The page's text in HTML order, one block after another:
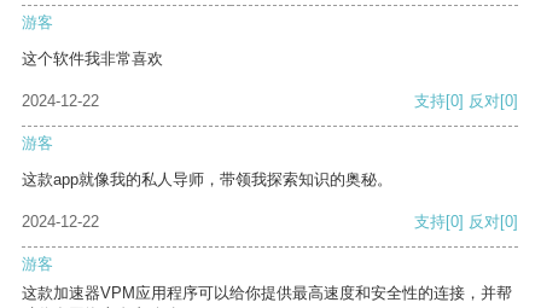
游客
这个软件我非常喜欢
2024-12-22 支持[0] 反对[0]
游客
这款app就像我的私人导师，带领我探索知识的奥秘。
2024-12-22 支持[0] 反对[0]
游客
这款加速器VPM应用程序可以给你提供最高速度和安全性的连接，并帮